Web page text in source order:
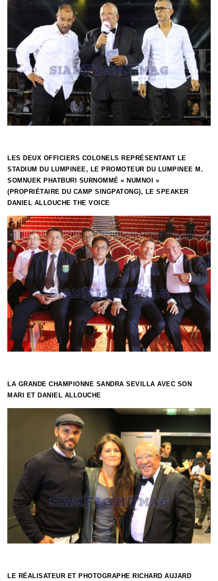
LES DEUX OFFICIERS COLONELS REPRÉSENTANT LE
STADIUM DU LUMPINEE, LE PROMOTEUR DU LUMPINEE M.
SOMNUEK PHATBURI SURNOMMÉ « NUMNOI »
(PROPRIÉTAIRE DU CAMP SINGPATONG), LE SPEAKER
DANIEL ALLOUCHE THE VOICE
LA GRANDE CHAMPIONNE SANDRA SEVILLA AVEC SON
MARI ET DANIEL ALLOUCHE
LE RÉALISATEUR ET PHOTOGRAPHE RICHARD AUJARD